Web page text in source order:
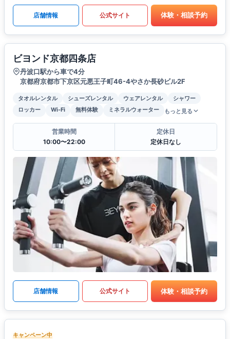
店舗情報 公式サイト 体験・相談予約
ビヨンド京都四条店
丹波口駅から車で4分
京都府京都市下京区元悪王子町46-4やさか長砂ビル2F
タオルレンタル シューズレンタル ウェアレンタル
シャワー
ロッカー
Wi-Fi 無料体験 ミネラルウォーター もっと見る
営業時間
10:00〜22:00
定休日
定休日なし
店舗情報 公式サイト 体験・相談予約
キャンペーン中